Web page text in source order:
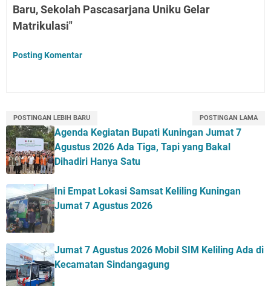
Baru, Sekolah Pascasarjana Uniku Gelar
Matrikulasi"
Posting Komentar
POSTINGAN LEBIH BARU POSTINGAN LAMA
Agenda Kegiatan Bupati Kuningan Jumat 7
Agustus 2026 Ada Tiga, Tapi yang Bakal
Dihadiri Hanya Satu
Ini Empat Lokasi Samsat Keliling Kuningan
Jumat 7 Agustus 2026
Jumat 7 Agustus 2026 Mobil SIM Keliling Ada di
Kecamatan Sindangagung